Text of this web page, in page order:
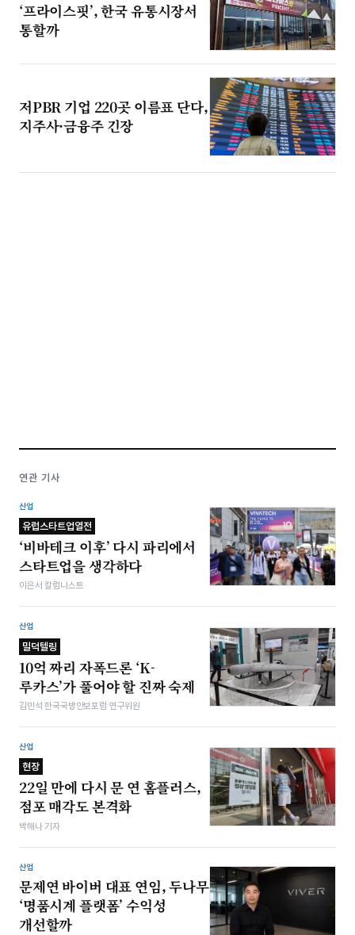
‘프라이스핏’, 한국 유통시장서
통할까
저PBR 기업 220곳 이름표 단다,
지주사·금융주 긴장
연관 기사
산업
유럽스타트업열전
‘비바테크 이후’ 다시 파리에서
스타트업을 생각하다
이은서 칼럼니스트
산업
밀덕텔링
10억 짜리 자폭드론 ‘K-
루카스’가 풀어야 할 진짜 숙제
김민석 한국국방안보포럼 연구위원
산업
현장
22일 만에 다시 문 연 홈플러스,
점포 매각도 본격화
박해나 기자
산업
문제연 바이버 대표 연임, 두나무
‘명품시계 플랫폼’ 수익성
개선할까